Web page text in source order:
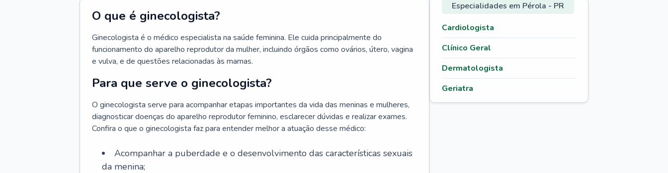
O que é ginecologista?
Ginecologista é o médico especialista na saúde feminina. Ele cuida principalmente do
funcionamento do aparelho reprodutor da mulher, incluindo órgãos como ovários, útero, vagina
e vulva, e de questões relacionadas às mamas.
Para que serve o ginecologista?
O ginecologista serve para acompanhar etapas importantes da vida das meninas e mulheres,
diagnosticar doenças do aparelho reprodutor feminino, esclarecer dúvidas e realizar exames.
Confira o que o ginecologista faz para entender melhor a atuação desse médico:
Acompanhar a puberdade e o desenvolvimento das características sexuais
da menina;
Especialidades em Pérola - PR
Cardiologista
Clínico Geral
Dermatologista
Geriatra